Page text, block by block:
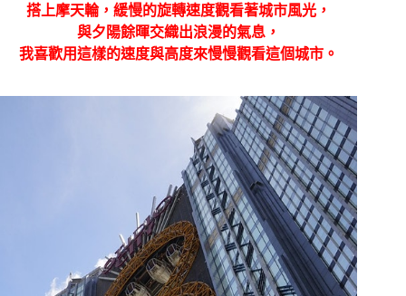
搭上摩天輪，緩慢的旋轉速度觀看著城市風光，
與夕陽餘暉交織出浪漫的氣息，
我喜歡用這樣的速度與高度來慢慢觀看這個城市。